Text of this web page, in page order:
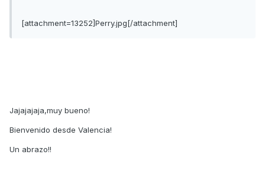
[attachment=13252]Perry.jpg[/attachment]
Jajajajaja,muy bueno!
Bienvenido desde Valencia!
Un abrazo!!